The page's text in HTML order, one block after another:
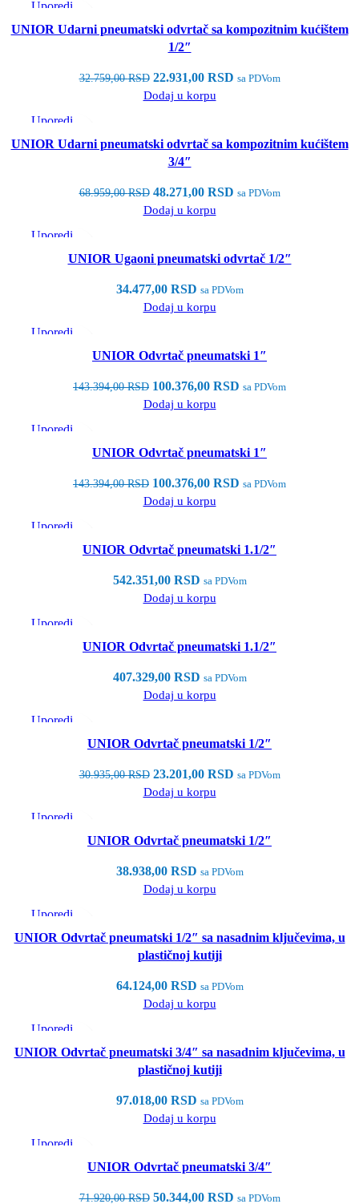
Uporedi
Brzi pregled
UNIOR Udarni pneumatski odvrtač sa kompozitnim kućištem
1/2″
32.759,00RSD 22.931,00 RSD sa PDVom
Dodaj u korpu
Uporedi
Brzi pregled
UNIOR Udarni pneumatski odvrtač sa kompozitnim kućištem
3/4″
68.959,00RSD 48.271,00 RSD sa PDVom
Dodaj u korpu
Uporedi
Brzi pregledUNIOR Ugaoni pneumatski odvrtač 1/2″
34.477,00 RSD sa PDVom
Dodaj u korpu
Uporedi
UNIOR Odvrtač pneumatski 1″
143.394,00RSD 100.376,00 RSD sa PDVom
Dodaj u korpu
Uporedi
UNIOR Odvrtač pneumatski 1″
143.394,00RSD 100.376,00 RSD sa PDVom
Dodaj u korpu
Uporedi
Brzi pregledUNIOR Odvrtač pneumatski 1.1/2″
542.351,00 RSD sa PDVom
Dodaj u korpu
Uporedi
Brzi pregledUNIOR Odvrtač pneumatski 1.1/2″
407.329,00 RSD sa PDVom
Dodaj u korpu
Uporedi
UNIOR Odvrtač pneumatski 1/2″
30.935,00RSD 23.201,00 RSD sa PDVom
Dodaj u korpu
Uporedi
UNIOR Odvrtač pneumatski 1/2″
38.938,00 RSD sa PDVom
Dodaj u korpu
Uporedi
Brzi pregled
UNIOR Odvrtač pneumatski 1/2″ sa nasadnim ključevima, u
plastičnoj kutiji
64.124,00 RSD sa PDVom
Dodaj u korpu
Uporedi
Brzi pregled
UNIOR Odvrtač pneumatski 3/4″ sa nasadnim ključevima, u
plastičnoj kutiji
97.018,00 RSD sa PDVom
Dodaj u korpu
Uporedi
UNIOR Odvrtač pneumatski 3/4″
71.920,00RSD 50.344,00 RSD sa PDVom